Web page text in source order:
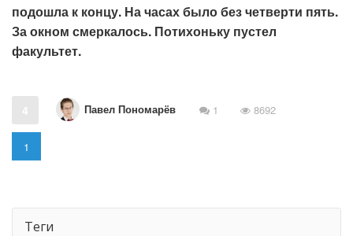
подошла к концу. На часах было без четверти пять.
За окном смеркалось. Потихоньку пустел
факультет.
4 Павел Пономарёв 1 8692
1
Теги